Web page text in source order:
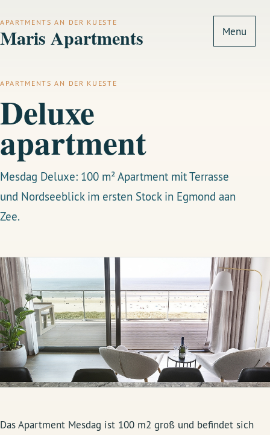
APARTMENTS AN DER KUESTE
Maris Apartments Menu
APARTMENTS AN DER KUESTE
Deluxe
apartment
Mesdag Deluxe: 100 m² Apartment mit Terrasse
und Nordseeblick im ersten Stock in Egmond aan
Zee.
Das Apartment Mesdag ist 100 m2 groß und befindet sich